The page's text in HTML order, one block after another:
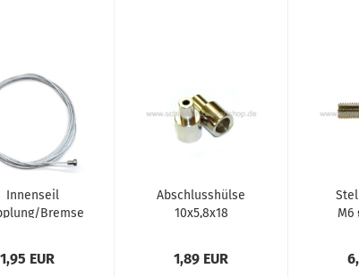
Innenseil
Bremse
1,95 EUR
Abschlusshülse
10x5,8x18
1,89 EUR
M6